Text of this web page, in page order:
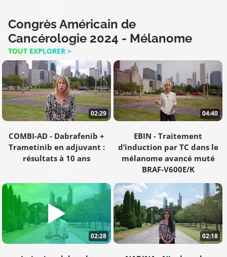
Congrès Américain de
Cancérologie 2024 - Mélanome
TOUT EXPLORER >
02:29
COMBI-AD - Dabrafenib +
Trametinib en adjuvant :
résultats à 10 ans
04:40
EBIN - Traitement
d’induction par TC dans le
mélanome avancé muté
BRAF-V600E/K
02:28 02:18